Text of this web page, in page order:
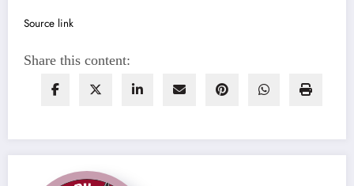
Source link
Share this content: